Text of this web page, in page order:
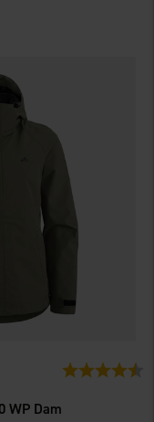
WP Dam
Betyg: